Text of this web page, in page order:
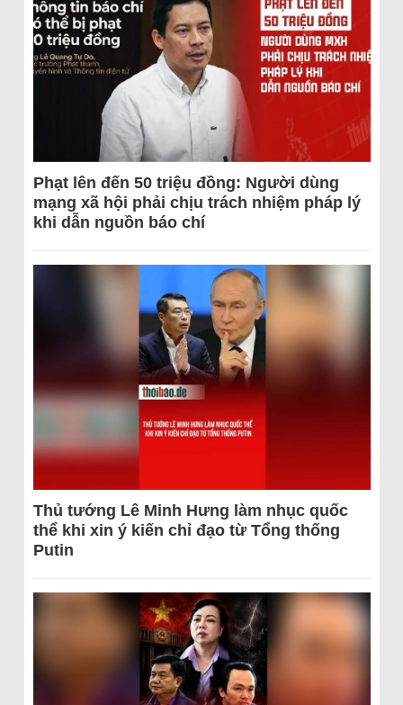
Phạt lên đến 50 triệu đồng: Người dùng
mạng xã hội phải chịu trách nhiệm pháp lý
khi dẫn nguồn báo chí
Thủ tướng Lê Minh Hưng làm nhục quốc
thể khi xin ý kiến chỉ đạo từ Tổng thống
Putin